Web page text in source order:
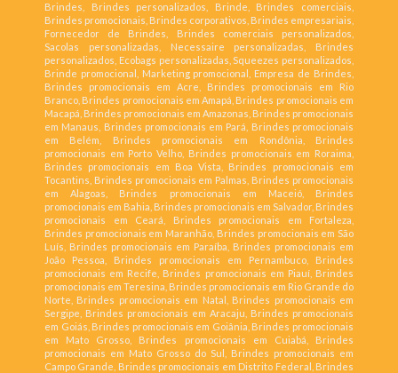
Brindes, Brindes personalizados, Brinde, Brindes comerciais,
Brindes promocionais, Brindes corporativos, Brindes empresariais,
Fornecedor de Brindes, Brindes comerciais personalizados,
Sacolas personalizadas, Necessaire personalizadas, Brindes
personalizados, Ecobags personalizadas, Squeezes personalizados,
Brinde promocional, Marketing promocional, Empresa de Brindes,
Brindes promocionais em Acre, Brindes promocionais em Rio
Branco, Brindes promocionais em Amapá, Brindes promocionais em
Macapá, Brindes promocionais em Amazonas, Brindes promocionais
em Manaus, Brindes promocionais em Pará, Brindes promocionais
em Belém, Brindes promocionais em Rondônia, Brindes
promocionais em Porto Velho, Brindes promocionais em Roraima,
Brindes promocionais em Boa Vista, Brindes promocionais em
Tocantins, Brindes promocionais em Palmas, Brindes promocionais
em Alagoas, Brindes promocionais em Maceió, Brindes
promocionais em Bahia, Brindes promocionais em Salvador, Brindes
promocionais em Ceará, Brindes promocionais em Fortaleza,
Brindes promocionais em Maranhão, Brindes promocionais em São
Luís, Brindes promocionais em Paraíba, Brindes promocionais em
João Pessoa, Brindes promocionais em Pernambuco, Brindes
promocionais em Recife, Brindes promocionais em Piauí, Brindes
promocionais em Teresina, Brindes promocionais em Rio Grande do
Norte, Brindes promocionais em Natal, Brindes promocionais em
Sergipe, Brindes promocionais em Aracaju, Brindes promocionais
em Goiás, Brindes promocionais em Goiânia, Brindes promocionais
em Mato Grosso, Brindes promocionais em Cuiabá, Brindes
promocionais em Mato Grosso do Sul, Brindes promocionais em
Campo Grande, Brindes promocionais em Distrito Federal, Brindes